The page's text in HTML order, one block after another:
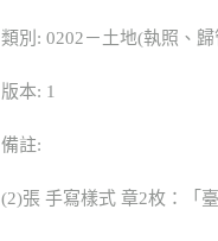
類別: 0202－土地(執照、
版本: 1
備註:
(2)張 手寫樣式 章2枚：「